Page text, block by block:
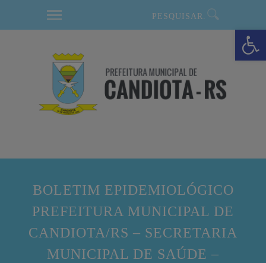
Barra de Ferramentas Aberta
BOLETIM EPIDEMIOLÓGICO
PREFEITURA MUNICIPAL DE
CANDIOTA/RS – SECRETARIA
MUNICIPAL DE SAÚDE –